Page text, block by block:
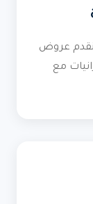
نقدم عروض
مع